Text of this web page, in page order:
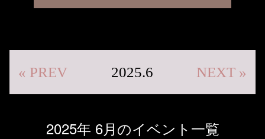
« PREV 2025.6 NEXT »
2025年 6月のイベント一覧